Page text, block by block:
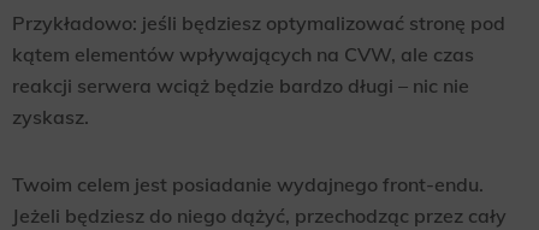
Przykładowo: jeśli będziesz optymalizować stronę pod
kątem elementów wpływających na CVW, ale czas
reakcji serwera wciąż będzie bardzo długi – nic nie
zyskasz.
Twoim celem jest posiadanie wydajnego front-endu.
Jeżeli będziesz do niego dążyć, przechodząc przez cały